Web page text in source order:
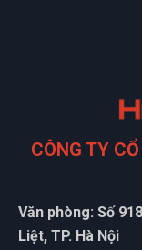
CÔNG TY
Văn phòng: Số
Liệt, TP. Hà Nội